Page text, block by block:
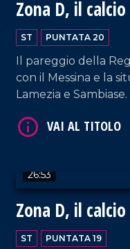
Zona D, il
ST PUNTATA 20
Il pareggio della
con il Messina e la
Lamezia e
26:53
Zona D, il
ST PUNTATA 19